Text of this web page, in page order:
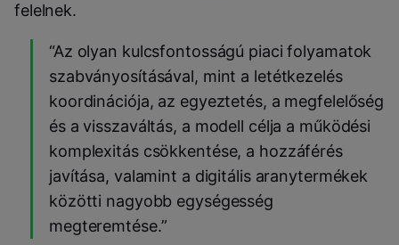
felelnek.
“Az olyan kulcsfontosságú piaci folyamatok
szabványosításával, mint a letétkezelés
koordinációja, az egyeztetés, a megfelelőség
és a visszaváltás, a modell célja a működési
komplexitás csökkentése, a hozzáférés
javítása, valamint a digitális aranytermékek
közötti nagyobb egységesség
megteremtése.”